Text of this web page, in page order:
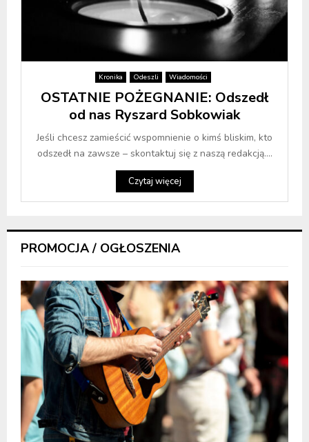
Kronika Odeszli Wiadomości
OSTATNIE POŻEGNANIE: Odszedł
od nas Ryszard Sobkowiak
Jeśli chcesz zamieścić wspomnienie o kimś bliskim, kto
odszedł na zawsze – skontaktuj się z naszą redakcją....
Czytaj więcej
PROMOCJA / OGŁOSZENIA